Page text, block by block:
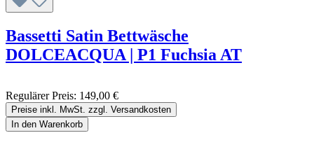
Bassetti Satin Bettwäsche
DOLCEACQUA | P1 Fuchsia AT
Regulärer Preis: 149,00 €
Preise inkl. MwSt. zzgl. Versandkosten
In den Warenkorb